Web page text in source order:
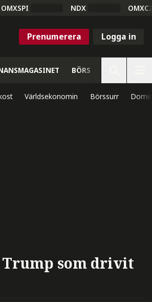
OMXSPI NDX
Prenumerera Logga in
BÖRS
Världsekonomin Börssurr
som drivit